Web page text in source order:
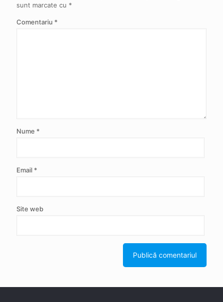
sunt marcate cu *
Comentariu *
Nume *
Email *
Site web